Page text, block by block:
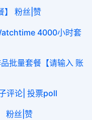
】 粉丝|赞
4000小时套
批量套餐【请输入 账
评论| 投票poll
粉丝|赞